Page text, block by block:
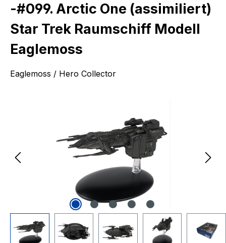
-#099. Arctic One (assimiliert)
Star Trek Raumschiff Modell
Eaglemoss
Eaglemoss / Hero Collector